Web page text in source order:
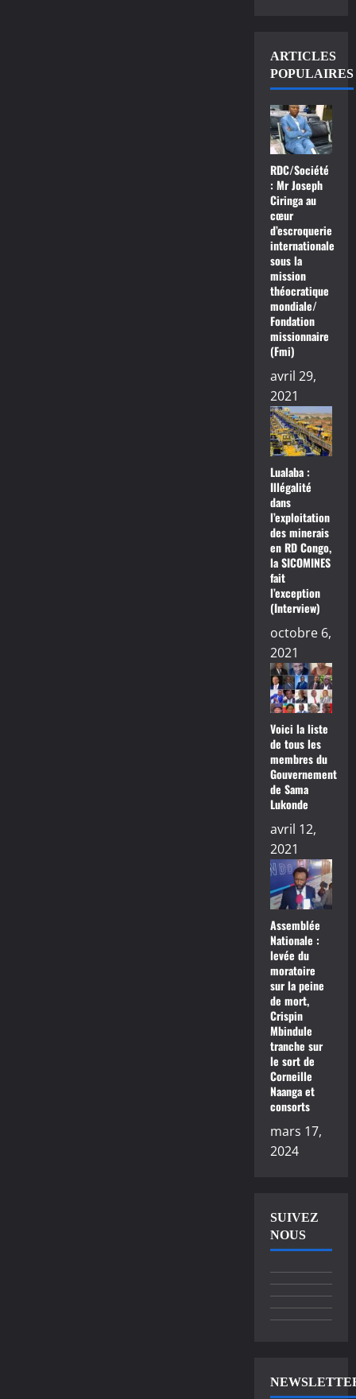
ARTICLES
POPULAIRES
RDC/Société
: Mr Joseph
Ciringa au
cœur
d’escroquerie
internationale
sous la
mission
théocratique
mondiale/
Fondation
missionnaire
(Fmi)
avril 29,
2021
Lualaba :
Illégalité
dans
l’exploitation
des minerais
en RD Congo,
la SICOMINES
fait
l’exception
(Interview)
octobre 6,
2021
Voici la liste
de tous les
membres du
Gouvernement
de Sama
Lukonde
avril 12,
2021
Assemblée
Nationale :
levée du
moratoire
sur la peine
de mort,
Crispin
Mbindule
tranche sur
le sort de
Corneille
Naanga et
consorts
mars 17,
2024
SUIVEZ
NOUS